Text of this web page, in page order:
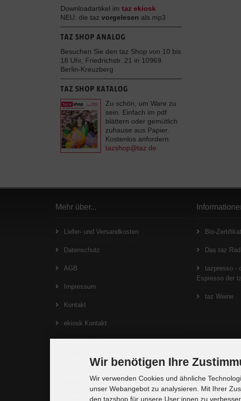
Downloadartikel im taz ekiosk
NEU: die taz vorgelesen als mp3
TAZ SHOP ANALOG
Besuchen Sie den taz Shop von 10 bis
18 Uhr, Friedrichstr. 21 in 10969
Berlin-Kreuzberg
TAZ SHOP KATALOG
Zu schön, um Ware zu
sein. Einfach im pdf
blättern oder gemütlich
zuhause aus Papier.
Kostenlos anfordern:
tazshop@taz.de
Mehr über...
Liefer- und Versandkosten
Datenschutz
AGB
Impressum
Kontakt
ekiosk Kontakt
Widerrufsrecht
Widerrufsformular
Bio-Zertifikat
Das taz Rad
tazpresso -
Espresso der
taz Weine
Wir benötigen Ihre
Wir verwenden Cookies und ähnliche
unser Webangebot zu analysieren. Mit Ihrer
den tazshop für unsere User:innen zu